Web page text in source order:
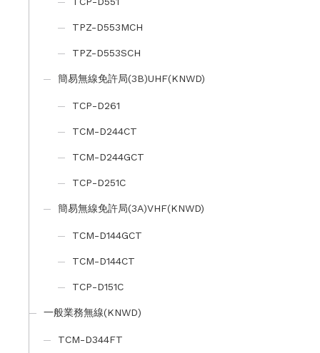
TPZ-D553MCH
TPZ-D553SCH
簡易無線免許局(3B)UHF(KNWD)
TCP-D261
TCM-D244CT
TCM-D244GCT
TCP-D251C
簡易無線免許局(3A)VHF(KNWD)
TCM-D144GCT
TCM-D144CT
TCP-D151C
一般業務無線(KNWD)
TCM-D344FT